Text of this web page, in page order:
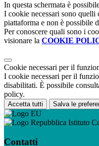
In questa schermata è
I cookie necessari sono
piattaforma e non è possibile
Per conoscere quali sono i
visionare la COOKIE
Cookie necessari per il
I cookie necessari per il
disabilitati. È possibile
policy.
Accetta tutti Salva le
Istituto
Contatti